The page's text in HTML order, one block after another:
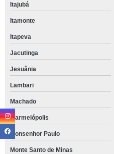
Itajubá
Itamonte
Itapeva
Jacutinga
Jesuânia
Lambari
Machado
Marmelópolis
Monsenhor Paulo
Monte Santo de Minas